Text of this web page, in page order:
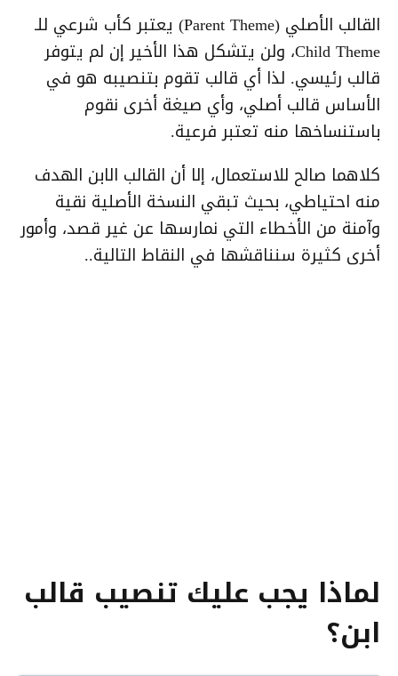
القالب الأصلي (Parent Theme) يعتبر كأب شرعي للـ
Child Theme، ولن يتشكل هذا الأخير إن لم يتوفر
قالب رئيسي. لذا أي قالب تقوم بتنصيبه هو في
الأساس قالب أصلي، وأي صيغة أخرى نقوم
باستنساخها منه تعتبر فرعية.
كلاهما صالح للاستعمال، إلا أن القالب الابن الهدف
منه احتياطي، بحيث تبقي النسخة الأصلية نقية
وآمنة من الأخطاء التي نمارسها عن غير قصد، وأمور
أخرى كثيرة سنناقشها في النقاط التالية..
لماذا يجب عليك تنصيب قالب
ابن؟